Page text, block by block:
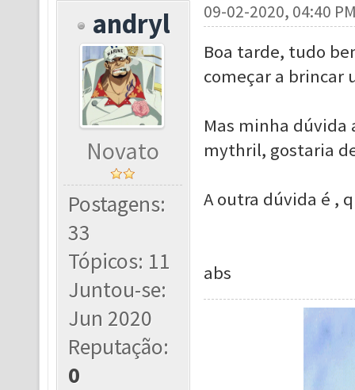
andryl
Novato
Postagens:
33
Tópicos: 11
Juntou-se:
Jun 2020
Reputação:
0
09-02-2020, 04:40
Boa tarde, tudo
começar a brincar
Mas minha dúvida
mythril, gostaria
A outra dúvida é ,
abs